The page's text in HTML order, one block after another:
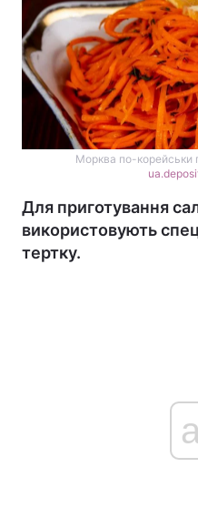
Морква по-корейськи
Для приготування
використовують
тертку.